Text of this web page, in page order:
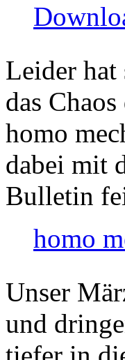
Leider hat
das
homo
dabei mit
Bulletin
homo
Unser
und